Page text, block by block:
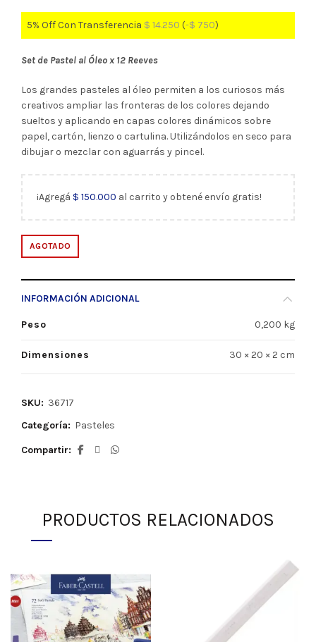
5% Off Con Transferencia $ 14.250 (-$ 750)
Set de Pastel al Óleo x 12 Reeves
Los grandes pasteles al óleo permiten a los curiosos más
creativos ampliar las fronteras de los colores dejando
sueltos y aplicando en capas colores dinámicos sobre
papel, cartón, lienzo o cartulina. Utilizándolos en seco para
dibujar o mezclar con aguarrás y pincel.
¡Agregá $ 150.000 al carrito y obtené envío gratis!
AGOTADO
INFORMACIÓN ADICIONAL
Peso 0,200 kg
Dimensiones 30 × 20 × 2 cm
SKU: 36717
Categoría: Pasteles
Compartir
PRODUCTOS RELACIONADOS